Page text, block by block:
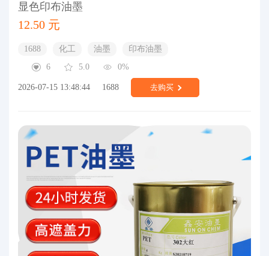
显色印布油墨
12.50 元
1688 化工 油墨
印布油墨
6
5.0 0%
2026-07-15 13:48:44 1688 去购买